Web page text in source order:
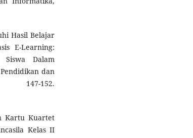
Hasil Belajar
E-Learning:
Dalam
dan
152.
Kartu Kuartet
Kelas II